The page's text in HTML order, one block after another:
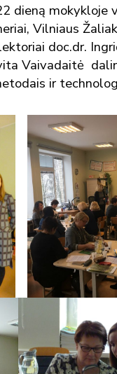
dieną mokykloje
Vilniaus
doc.dr.
Vaivadaitė
ir